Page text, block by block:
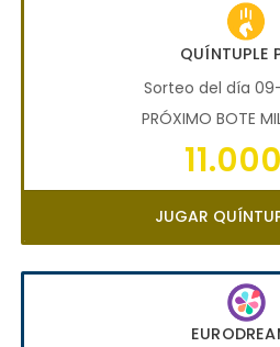
QUÍNTUPLE
Sorteo del día
PRÓXIMO BOTE
JUGAR